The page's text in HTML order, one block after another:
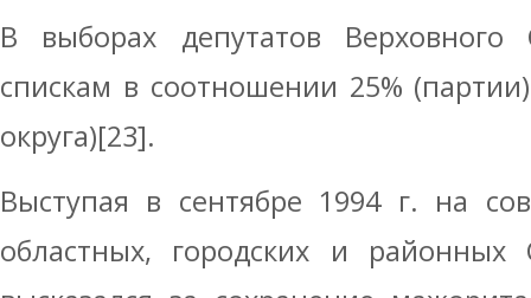
В выборах депутатов
спискам в соотношении 25%
округа)[23].
Выступая в сентябре 1994 г. на
областных, городских и